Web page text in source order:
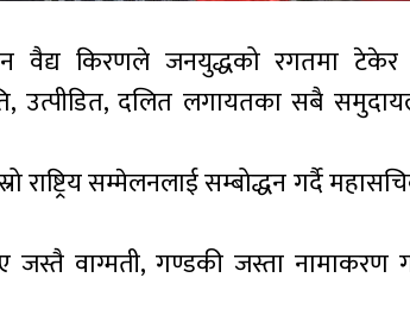
वैद्य किरणले जनयुद्धको रगतमा टेकेर
उत्पीडित, दलित लगायतका सबै
राष्ट्रिय सम्मेलनलाई सम्बोद्धन गर्दै
वाग्मती, गण्डकी जस्ता नामाकरण